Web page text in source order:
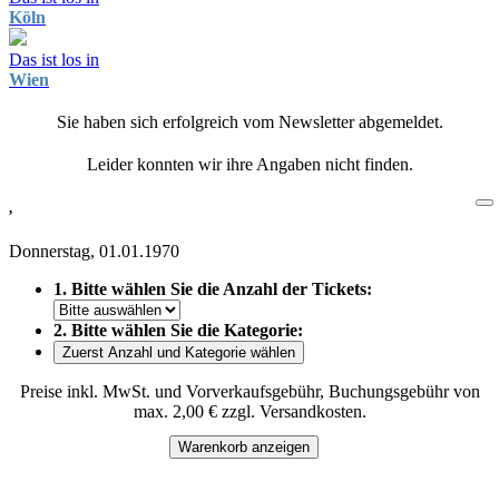
Köln
Das ist los in
Wien
Sie haben sich erfolgreich vom Newsletter abgemeldet.
Leider konnten wir ihre Angaben nicht finden.
,
Donnerstag, 01.01.1970
1. Bitte wählen Sie die Anzahl der Tickets:
2. Bitte wählen Sie die Kategorie:
Zuerst Anzahl und Kategorie wählen
Preise inkl. MwSt. und Vorverkaufsgebühr, Buchungsgebühr von
max. 2,00 € zzgl. Versandkosten.
Warenkorb anzeigen